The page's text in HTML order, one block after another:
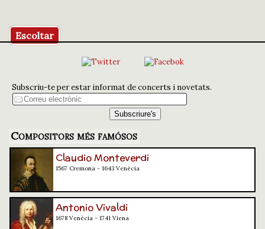
Escoltar
Subscriu-te per estar informat de concerts i novetats.
Compositors més famósos
Claudio Monteverdi
1567 Cremona - 1643 Venècia
Antonio Vivaldi
1678 Venècia - 1741 Viena